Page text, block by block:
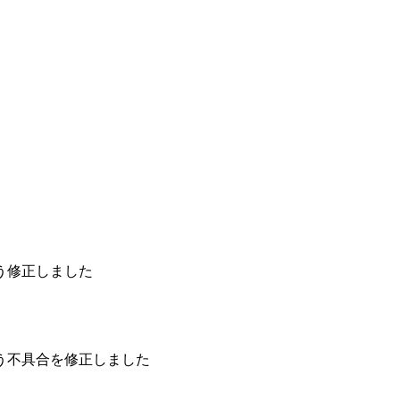
修正しました
不具合を修正しました